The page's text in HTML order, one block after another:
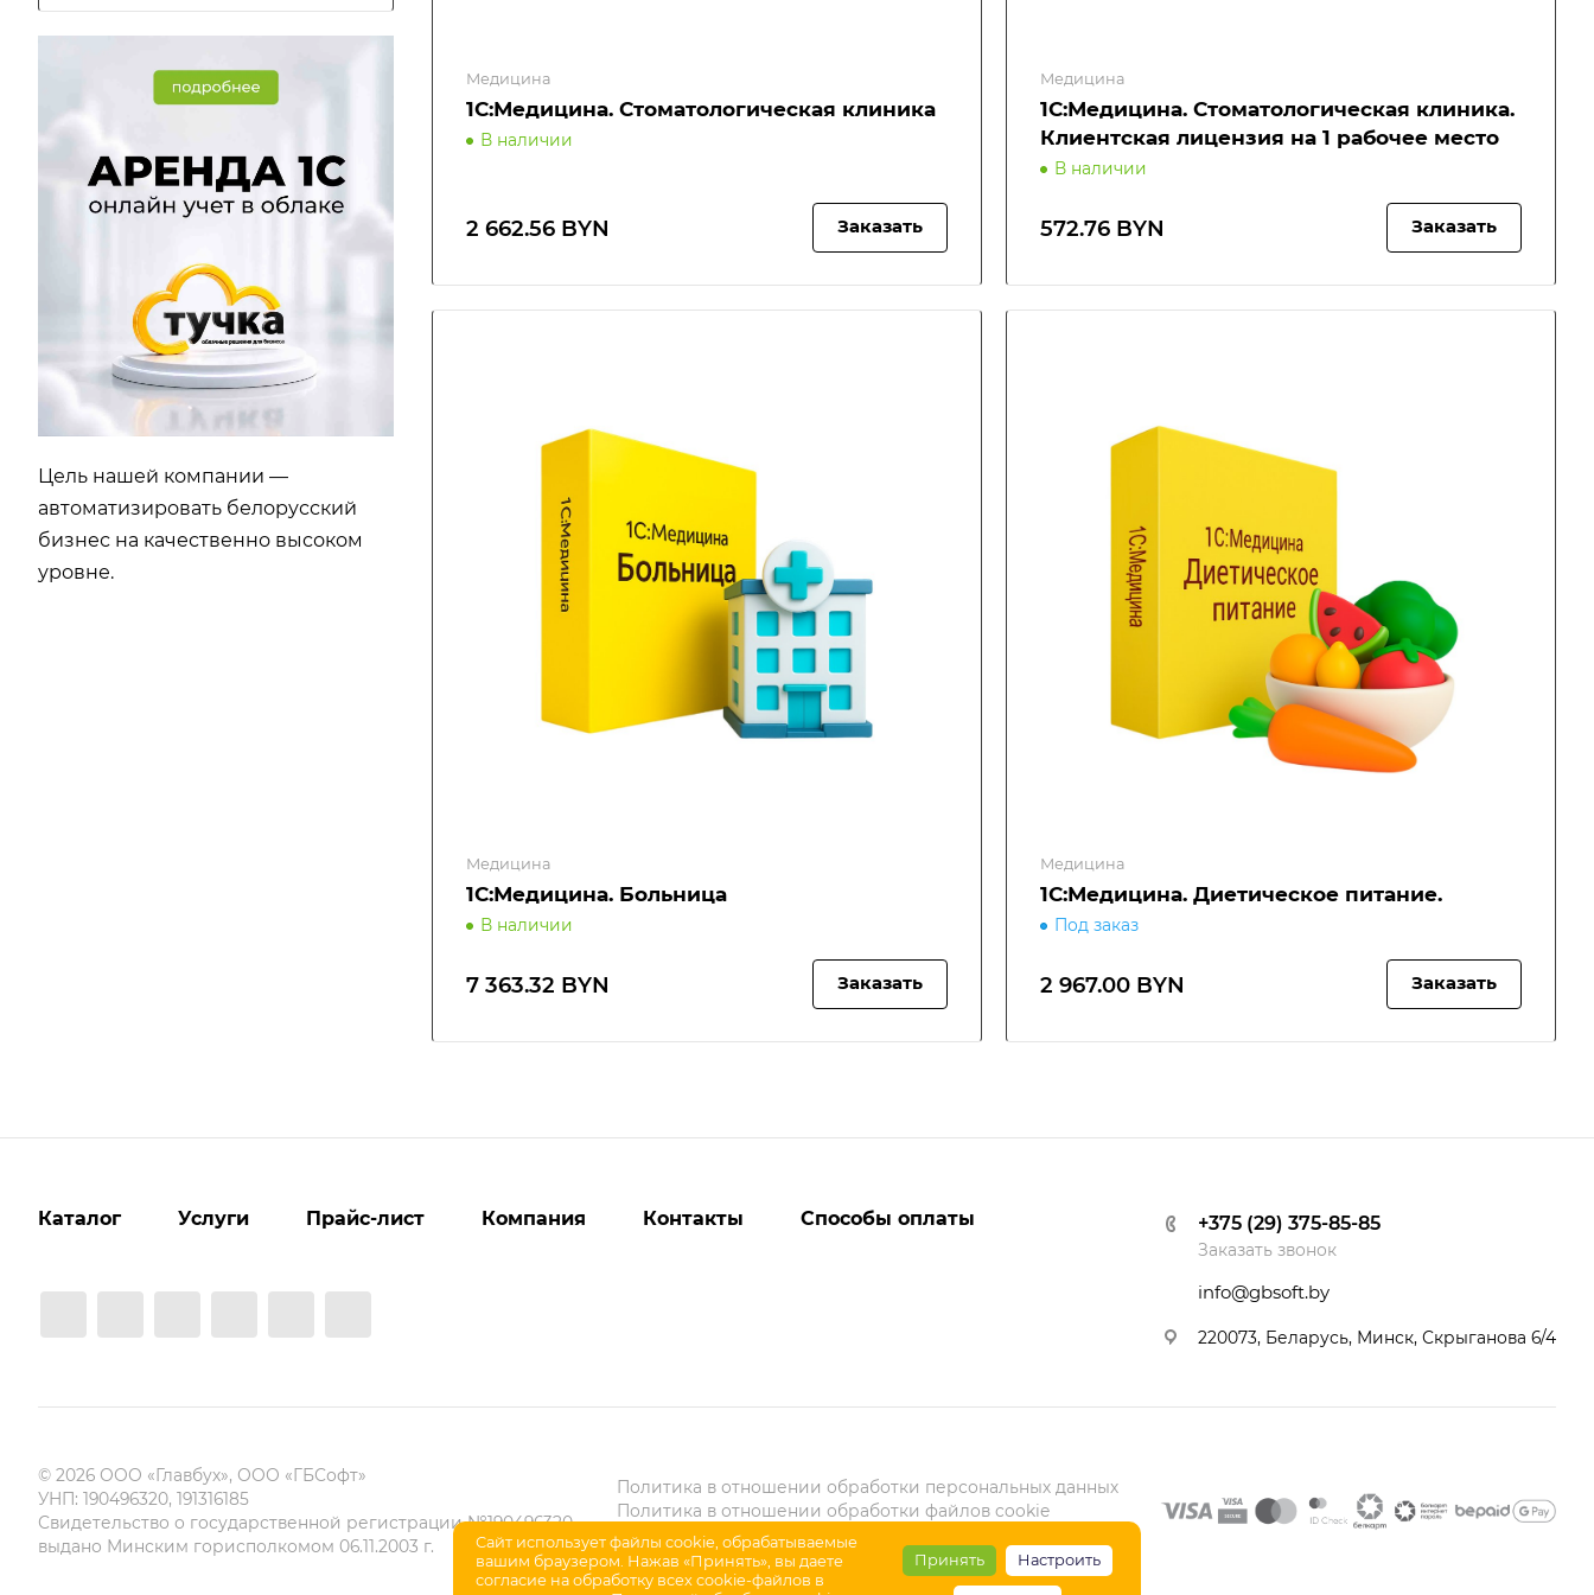
Медицина
1С:Медицина. Стоматологическая клиника
В наличии
2 662.56 BYN Заказать
Медицина
1С:Медицина. Стоматологическая клиника.
Клиентская лицензия на 1 рабочее место
В наличии
572.76 BYN Заказать
Медицина
1С:Медицина. Больница
В наличии
7 363.32 BYN Заказать
Медицина
1С:Медицина. Диетическое питание.
Под заказ
2 967.00 BYN Заказать
Цель нашей компании —
автоматизировать белорусский
бизнес на качественно высоком
уровне.
Каталог Услуги Прайс-лист Компания Контакты Способы оплаты +375 (29) 375-85-85
Заказать звонок
info@gbsoft.by
220073, Беларусь, Минск, Скрыганова 6/4
© 2026 ООО «Главбух», ООО «ГБСофт»
УНП: 190496320, 191316185
Свидетельство о государственной регистрации №190496320,
выдано Минским горисполкомом 06.11.2003 г.
Политика в отношении обработки персональных данных
Политика в отношении обработки файлов cookie
Карта сайта
Сайт использует файлы cookie, обрабатываемые
вашим браузером. Нажав «Принять», вы даете
согласие на обработку всех cookie-файлов в
Принять Настроить